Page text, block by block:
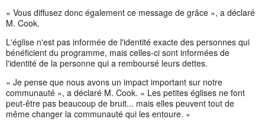
« Vous diffusez donc également ce message de grâce », a déclaré
M. Cook.
L'église n'est pas informée de l'identité exacte des personnes qui
bénéficient du programme, mais celles-ci sont informées de
l'identité de la personne qui a remboursé leurs dettes.
« Je pense que nous avons un impact important sur notre
communauté », a déclaré M. Cook. « Les petites églises ne font
peut-être pas beaucoup de bruit... mais elles peuvent tout de
même changer la communauté qui les entoure. »